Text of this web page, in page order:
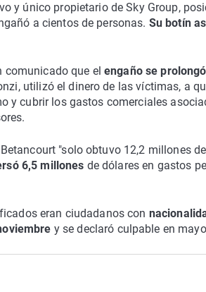
y único propietario de Sky Group,
a cientos de personas. Su botín
comunicado que elengaño se
utilizó el dinero de las víctimas, a
y cubrir los gastos comerciales
"solo obtuvo 12,2 millones
6,5 millones de dólares en gastos
eran ciudadanos con
y se declaró culpable en